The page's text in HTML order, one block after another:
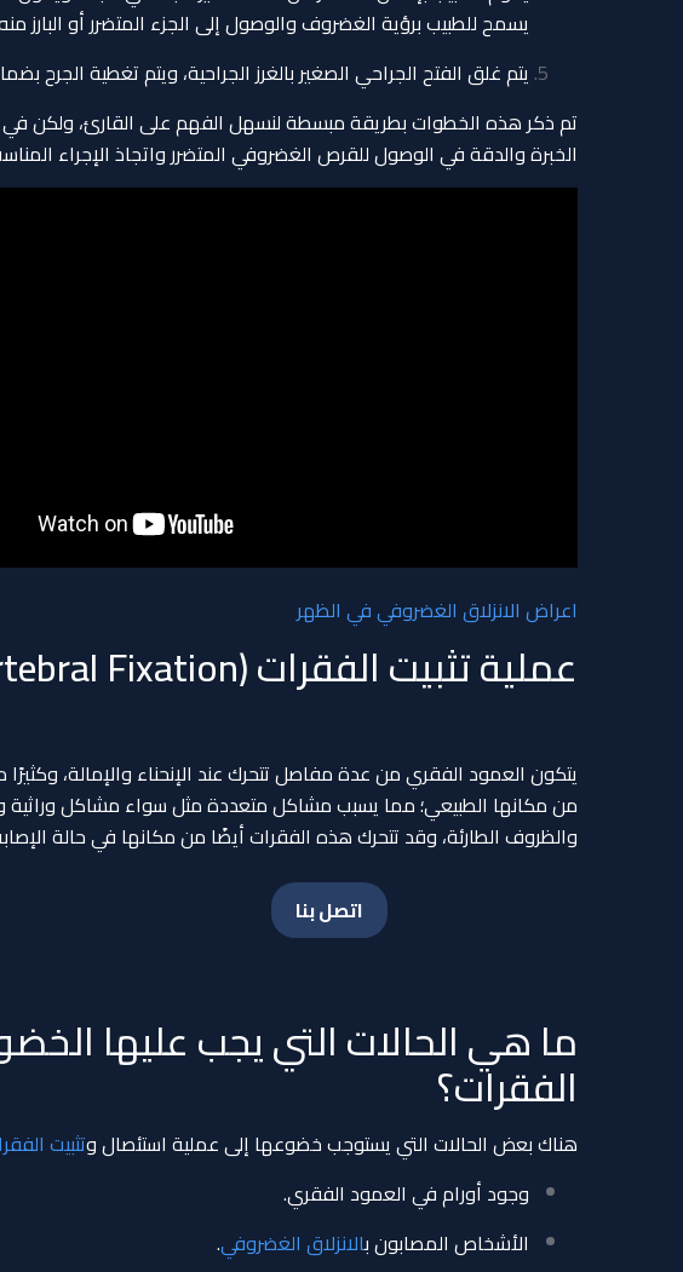
يسمح للطبيب برؤية الغضروف والوصول إلى الجزء المتضرر أو البارز
يتم غلق الفتح الجراحي الصغير بالغرز الجراحية، ويتم تغطية الجرح
تم ذكر هذه الخطوات بطريقة مبسطة لنسهل الفهم على القارئ، ولكن في
الخبرة والدقة في الوصول للقرص الغضروفي المتضرر واتجاذ الإجراء
اعراض الانزلاق الغضروفي في الظهر
عملية تثبيت الفقرات (Vertebral Fixation)
يتكون العمود الفقري من عدة مفاصل تتحرك عند الإنحناء والإمالة،
من مكانها الطبيعي؛ مما يسبب مشاكل متعددة مثل سواء مشاكل وراثية
والظروف الطارئة، وقد تتحرك هذه الفقرات أيضًا من مكانها في حالة
اتصل بنا
ما هي الحالات التي يجب عليها
الفقرات؟
هناك بعض الحالات التي يستوجب خضوعها إلى عملية استئصال وتثبيت
وجود أورام في العمود الفقري.
الأشخاص المصابون بالانزلاق الغضروفي.